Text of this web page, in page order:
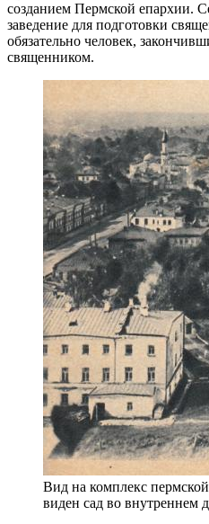
созданием Пермской епархии.
заведение для подготовки
обязательно человек,
священником.
Вид на комплекс
виден сад во внутреннем